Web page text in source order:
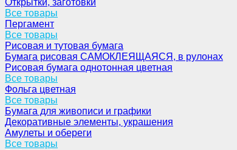
Открытки, заготовки
Все товары
Пергамент
Все товары
Рисовая и тутовая бумага
Бумага рисовая САМОКЛЕЯЩАЯСЯ, в рулонах
Рисовая бумага однотонная цветная
Все товары
Фольга цветная
Все товары
Бумага для живописи и графики
Декоративные элементы, украшения
Амулеты и обереги
Все товары